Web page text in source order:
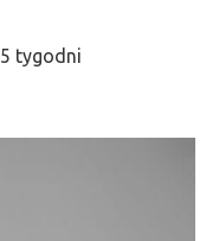
5 tygodni